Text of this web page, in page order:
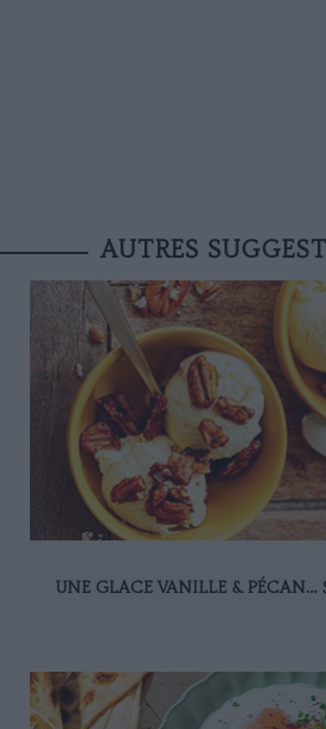
AUTRES
UNE GLACE VANILLE & PÉCAN…